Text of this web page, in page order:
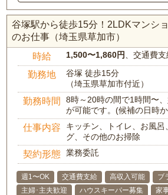
谷塚駅から徒歩15分！2LDKマンシ
のお仕事（埼玉県草加市）
時給 1,500〜1,860円 、交通費
勤務地
谷塚 徒歩15分
（埼玉県草加市付近）
勤務時間
8時～20時の間で1時間〜
が可能です。(候補の日時
仕事内容
キッチン、トイレ、お風呂
グ、その他のお掃除
契約形態 業務委託
週1〜OK 交通費支給 高収入可能
ブ
主婦･主夫歓迎
ハウスキーパー募集
家